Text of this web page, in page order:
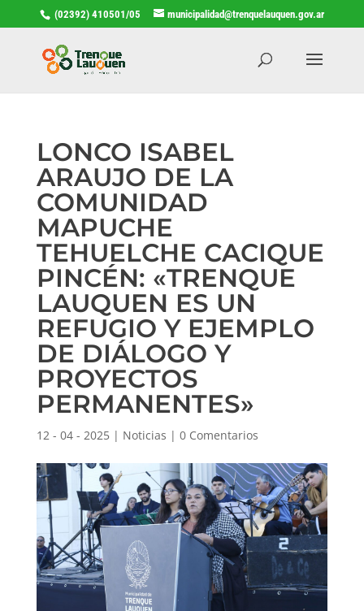
(02392) 410501/05 municipalidad@trenquelauquen.gov.ar
LONCO ISABEL
ARAUJO DE LA
COMUNIDAD
MAPUCHE
TEHUELCHE CACIQUE
PINCÉN: «TRENQUE
LAUQUEN ES UN
REFUGIO Y EJEMPLO
DE DIÁLOGO Y
PROYECTOS
PERMANENTES»
12 - 04 - 2025| Noticias | 0 Comentarios